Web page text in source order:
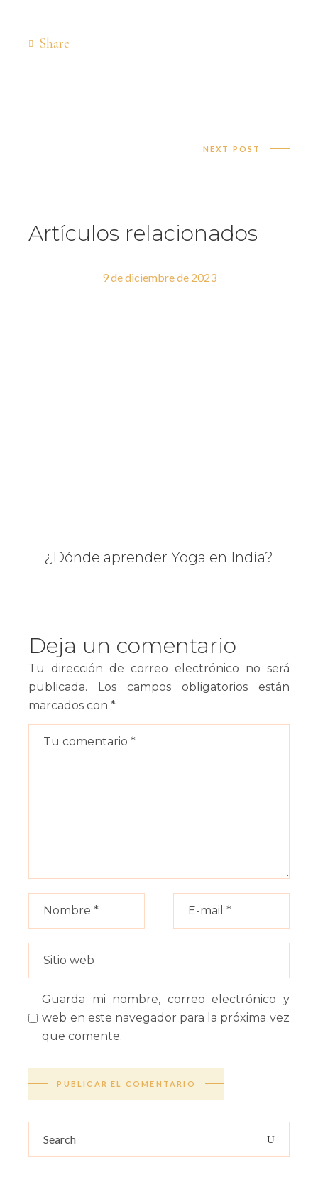
Share
NEXT POST
Artículos relacionados
9 de diciembre de 2023
¿Dónde aprender Yoga en India?
Deja un comentario
Tu dirección de correo electrónico no será
publicada.
Los campos obligatorios están
marcados con*
Guarda mi nombre, correo electrónico y
web en este navegador para la próxima vez
que comente.
PUBLICAR EL COMENTARIO
Search
for: